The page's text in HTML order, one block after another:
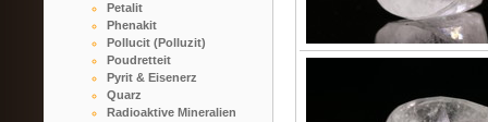
Petalit
Phenakit
Pollucit (Polluzit)
Poudretteit
Pyrit & Eisenerz
Quarz
Radioaktive Mineralien